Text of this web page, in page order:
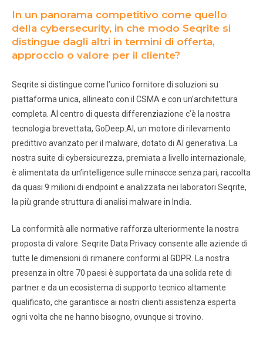
In un panorama competitivo come quello
della cybersecurity, in che modo Seqrite si
distingue dagli altri in termini di offerta,
approccio o valore per il cliente?
Seqrite si distingue come l’unico fornitore di soluzioni su
piattaforma unica, allineato con il CSMA e con un’architettura
completa. Al centro di questa differenziazione c’è la nostra
tecnologia brevettata, GoDeep.AI, un motore di rilevamento
predittivo avanzato per il malware, dotato di AI generativa. La
nostra suite di cybersicurezza, premiata a livello internazionale,
è alimentata da un’intelligence sulle minacce senza pari, raccolta
da quasi 9 milioni di endpoint e analizzata nei laboratori Seqrite,
la più grande struttura di analisi malware in India.
La conformità alle normative rafforza ulteriormente la nostra
proposta di valore. Seqrite Data Privacy consente alle aziende di
tutte le dimensioni di rimanere conformi al GDPR. La nostra
presenza in oltre 70 paesi è supportata da una solida rete di
partner e da un ecosistema di supporto tecnico altamente
qualificato, che garantisce ai nostri clienti assistenza esperta
ogni volta che ne hanno bisogno, ovunque si trovino.